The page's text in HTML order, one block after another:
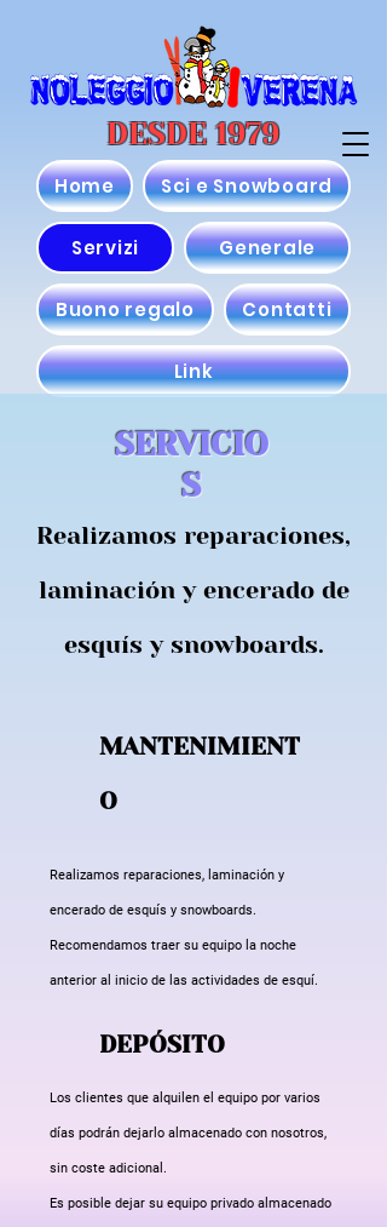
DESDE 1979
Home Sci e Snowboard
Servizi Generale
Buono regalo Contatti
Link
Realizamos reparaciones,
laminación y encerado de
esquís y snowboards.
SERVICIO
S
MANTENIMIENT
O
Realizamos reparaciones, laminación y
encerado de esquís y snowboards.
Recomendamos traer su equipo la noche
anterior al inicio de las actividades de esquí.
DEPÓSITO
Los clientes que alquilen el equipo por varios
días podrán dejarlo almacenado con nosotros,
sin coste adicional.
Es posible dejar su equipo privado almacenado